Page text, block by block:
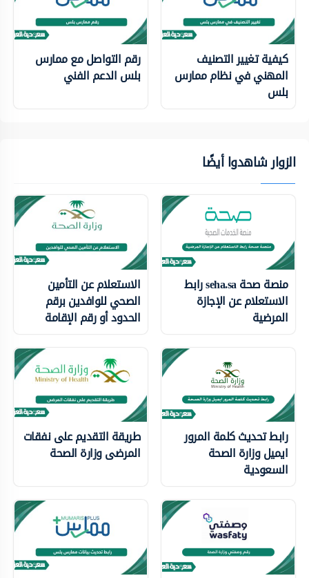
كيفية تغيير التصنيف
المهني في نظام ممارس
بلس
رقم التواصل مع ممارس
بلس الدعم الفني
الزوار شاهدوا أيضًا
منصة صحة seha.sa رابط
الاستعلام عن الإجازة
المرضية
الاستعلام عن التأمين
الصحي للوافدين برقم
الحدود أو رقم الإقامة
رابط تحديث كلمة المرور
ايميل وزارة الصحة
السعودية
طريقة التقديم على نفقات
المرضى وزارة الصحة